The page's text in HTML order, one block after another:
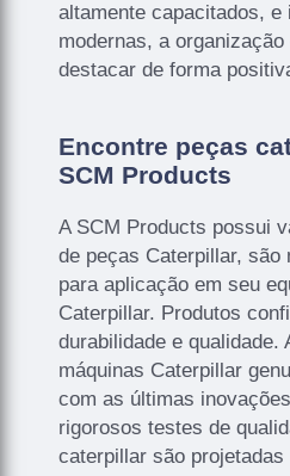
altamente capacitados, e
modernas, a
destacar de forma
Encontre peças
SCM Products
A SCM Products possui
de peças Caterpillar, são
para aplicação em seu
Caterpillar. Produtos
durabilidade e qualidade.
máquinas Caterpillar
com as últimas
rigorosos testes de
caterpillar são projetadas